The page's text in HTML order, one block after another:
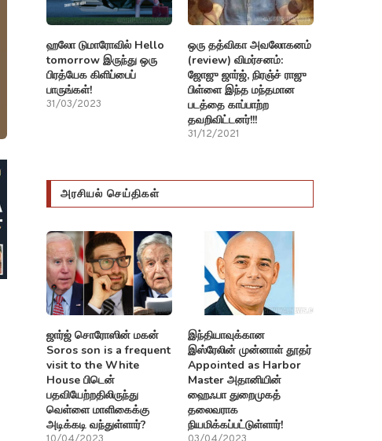
ஹலோ டுமாரோவில் Hello
tomorrow இருந்து ஒரு
பிரத்யேக கிளிப்பைப்
பாருங்கள்!
31/03/2023
ஒரு தத்விகா அவலோகனம்
(review) விமர்சனம்:
ஜோஜு ஜார்ஜ், நிரஞ்ச் ராஜு
பிள்ளை இந்த மந்தமான
படத்தை காப்பாற்ற
தவறிவிட்டனர்!!!
31/12/2021
அரசியல் செய்திகள்
ஜார்ஜ் சொரோஸின் மகன்
Soros son is a frequent
visit to the White
House பிடென்
பதவியேற்றதிலிருந்து
வெள்ளை மாளிகைக்கு
அடிக்கடி வந்துள்ளார்?
இந்தியாவுக்கான
இஸ்ரேலின் முன்னாள் தூதர்
Appointed as Harbor
Master அதானியின்
ஹைஃபா துறைமுகத்
தலைவராக
நியமிக்கப்பட்டுள்ளார்!